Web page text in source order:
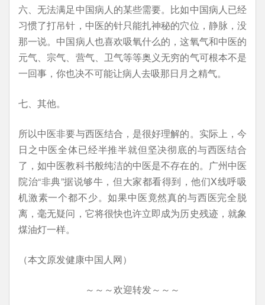
六、无法满足中国病人的某些需要。比如中国病人已经
习惯了打吊针，中医的针只能扎神秘的穴位，静脉，没
那一说。中国病人也喜欢吸氧什么的，这氧气和中医的
元气、宗气、营气、卫气等等奥义无穷的气可根本不是
一回事，你也决不可能让病人去吸那日月之精气。
七、其他。
所以中医非要与西医结合，是很好理解的。实际上，今
日之中医全体已经半推半就但坚决彻底的与西医结合
了，如中医教科书般纯洁的中医是不存在的。广州中医
院治“非典”据说够牛，但大家都看得到，他们X线呼吸
机激素一个都不少。如果中医竟然真的与西医完全脱
离，毫无疑问，它将很快也许立即成为历史残迹，就象
煤油灯一样。
（本文原发健康中国人网）
～～～欢迎转发～～～